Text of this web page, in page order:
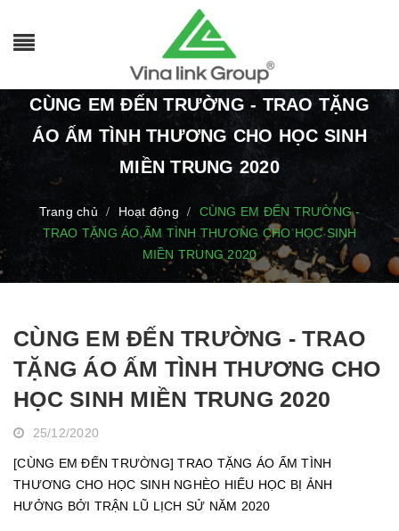
CÙNG EM ĐẾN TRƯỜNG - TRAO TẶNG
ÁO ẤM TÌNH THƯƠNG CHO HỌC SINH
MIỀN TRUNG 2020
Trang chủ / Hoạt động /
CÙNG EM ĐẾN TRƯỜNG -
TRAO TẶNG ÁO ẤM TÌNH THƯƠNG CHO HỌC SINH
MIỀN TRUNG 2020
CÙNG EM ĐẾN TRƯỜNG - TRAO
TẶNG ÁO ẤM TÌNH THƯƠNG CHO
HỌC SINH MIỀN TRUNG 2020
25/12/2020
[CÙNG EM ĐẾN TRƯỜNG] TRAO TẶNG ÁO ẤM TÌNH
THƯƠNG CHO HỌC SINH NGHÈO HIẾU HỌC BỊ ẢNH
HƯỞNG BỞI TRẬN LŨ LỊCH SỬ NĂM 2020